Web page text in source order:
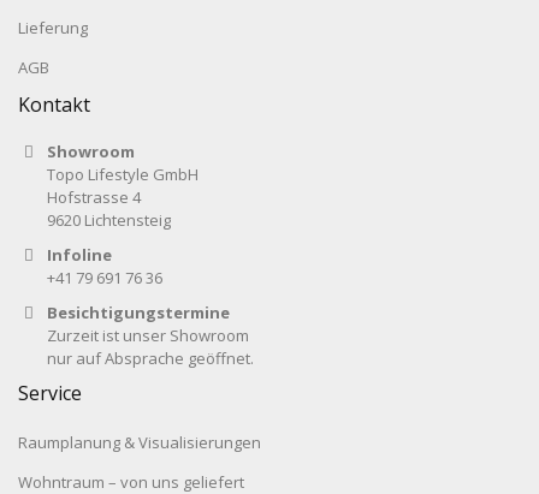
Lieferung
AGB
Kontakt
Showroom
Topo Lifestyle GmbH
Hofstrasse 4
9620 Lichtensteig
Infoline
+41 79 691 76 36
Besichtigungstermine
Zurzeit ist unser Showroom
nur auf Absprache geöffnet.
Service
Raumplanung & Visualisierungen
Wohntraum – von uns geliefert